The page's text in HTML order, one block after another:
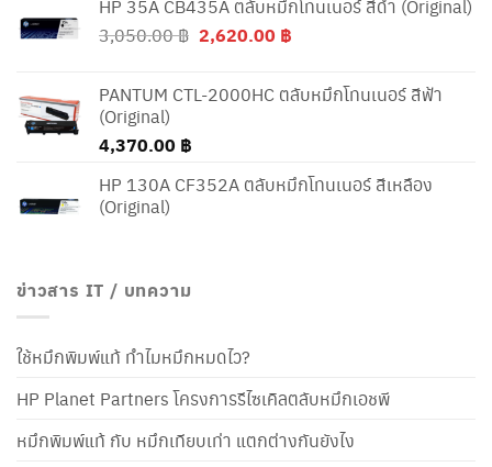
HP 35A CB435A ตลับหมึกโทนเนอร์ สีดำ (Original)
3,050.00฿ Original
3,050.00 ฿.
2,620.00 ฿Current
2,620.00 ฿.
PANTUM CTL-2000HC ตลับหมึกโทนเนอร์ สีฟ้า
(Original)
4,370.00 ฿
HP 130A CF352A ตลับหมึกโทนเนอร์ สีเหลือง
(Original)
ข่าวสาร IT / บทความ
ใช้หมึกพิมพ์แท้ ทำไมหมึกหมดไว?
HP Planet Partners โครงการรีไซเคิลตลับหมึกเอชพี
หมึกพิมพ์แท้ กับ หมึกเทียบเท่า แตกต่างกันยังไง